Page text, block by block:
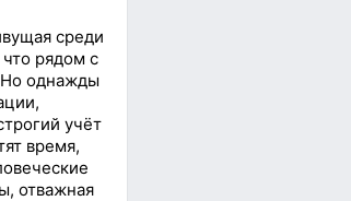
среди
рядом с
Но однажды
учёт
время,
отважная